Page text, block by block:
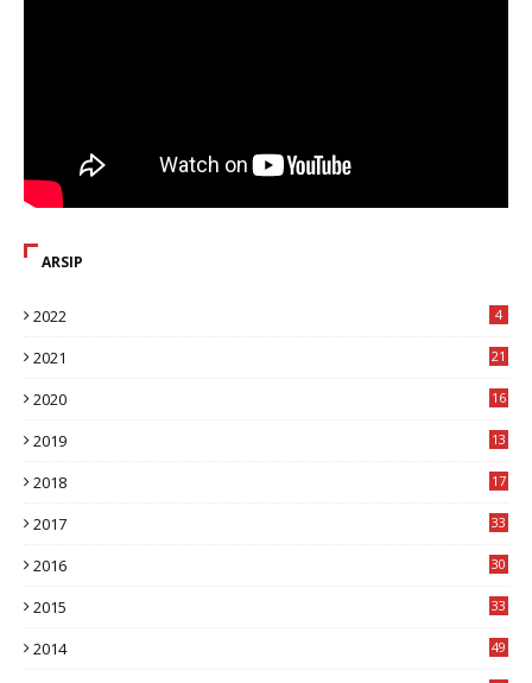
ARSIP
2022 4
2021 21
2020
16
2019
13
2018
17
2017
33
2016
30
2015
33
2014
49